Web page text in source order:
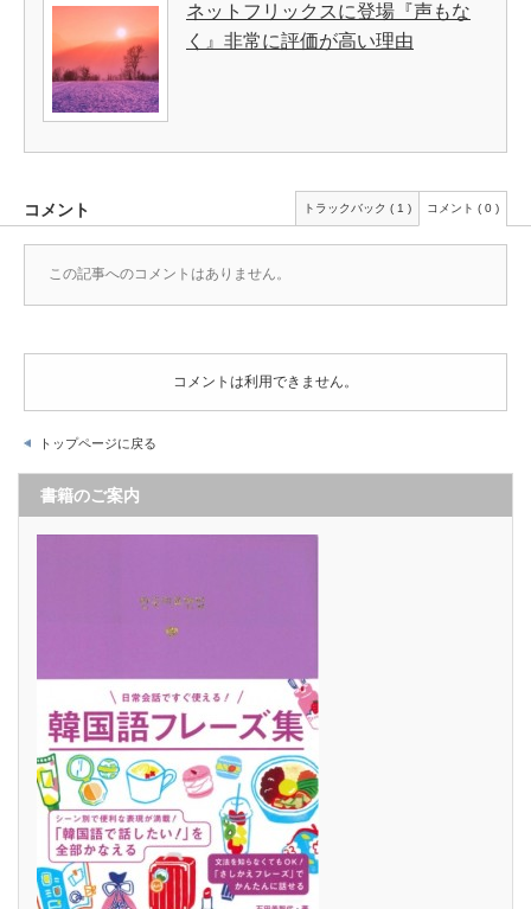
ネットフリックスに登場『声もな
く』非常に評価が高い理由
コメント トラックバック ( 1 ) コメント ( 0 )
この記事へのコメントはありません。
コメントは利用できません。
トップページに戻る
書籍のご案内